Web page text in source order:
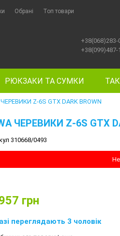
Обрані Топ товари
+38(068)283-
+38(099)487-
РЮКЗАКИ ТА СУМКИ
Z-6S GTX DARK BROWN
ЧЕРЕВИКИ Z-6S GTX
310668/0493
грн
переглядають 3 чоловік